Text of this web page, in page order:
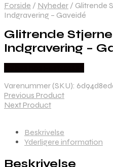
Forside / Nyheder / Glitrende
Indgravering – Gaveidé
Glitrende
Indgravering –
Varenummer (SKU):
Previous Product
Next Product
Beskrivelse
Yderligere information
Beskrivelse